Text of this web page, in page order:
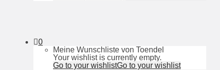
0
Meine Wunschliste von Toendel
Your wishlist is currently empty.
Go to your wishlistGo to your wishlist